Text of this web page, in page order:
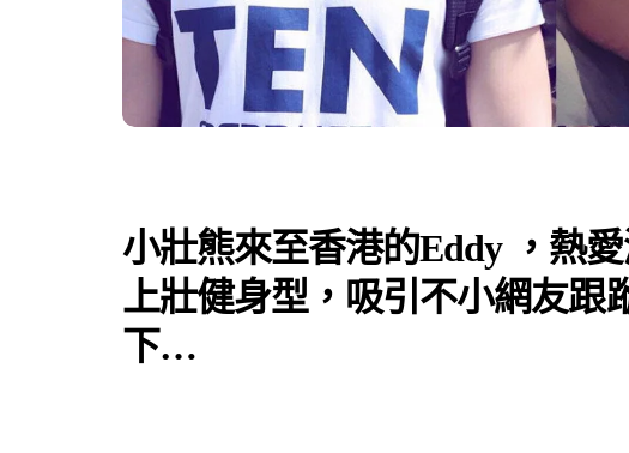
小壯熊來至香港的Eddy ，熱
上壯健身型，吸引不小網友跟
下…